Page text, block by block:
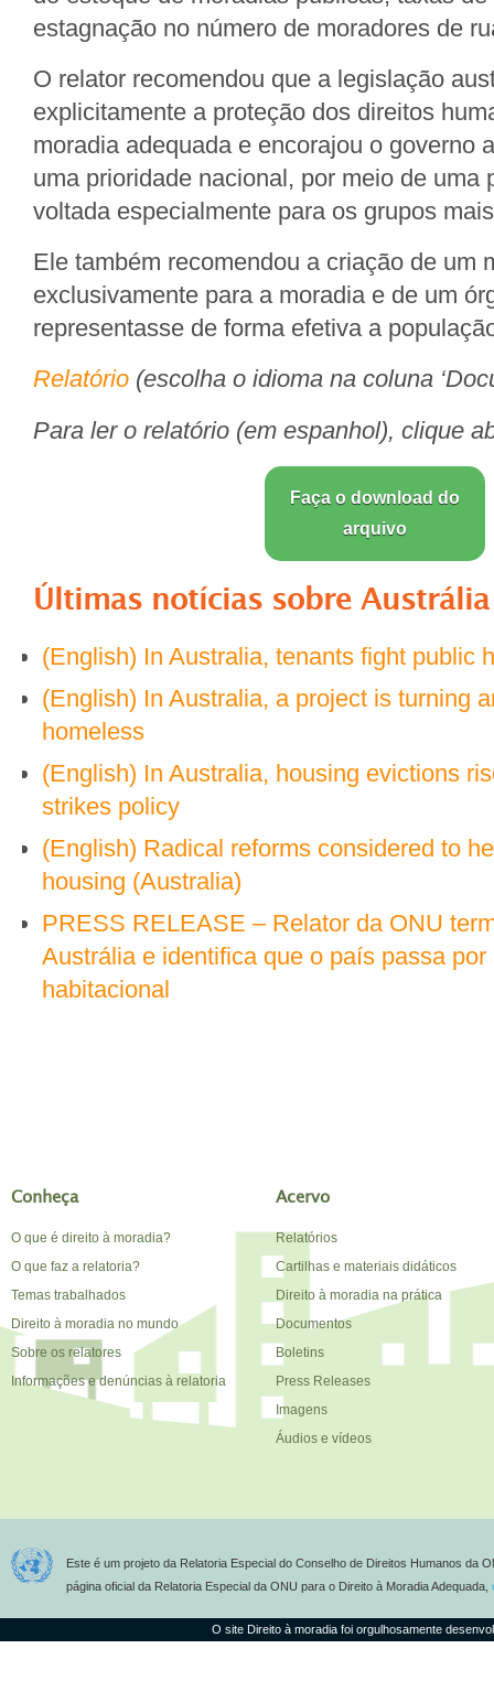
estagnação no número de moradores de
O relator recomendou que a legislação
explicitamente a proteção dos direitos
moradia adequada e encorajou o governo
uma prioridade nacional, por meio de uma
voltada especialmente para os grupos
Ele também recomendou a criação de um
exclusivamente para a moradia e de um
representasse de forma efetiva a
Relatório (escolha o idioma na coluna
Para ler o relatório (em espanhol), clique
Faça o download do
arquivo
Últimas notícias sobre Austrália
(English) In Australia, tenants fight public
(English) In Australia, a project is turning
homeless
(English) In Australia, housing evictions
strikes policy
(English) Radical reforms considered to
housing (Australia)
PRESS RELEASE – Relator da ONU
Austrália e identifica que o país passa por
habitacional
Conheça
O que é direito à moradia?
O que faz a relatoria?
Temas trabalhados
Direito à moradia no mundo
Sobre os relatores
Informações e denúncias à relatoria
Acervo
Relatórios
Cartilhas e materiais didáticos
Direito à moradia na prática
Documentos
Boletins
Press Releases
Imagens
Áudios e vídeos
Este é um projeto da Relatoria Especial do Conselho de Direitos Humanos da
página oficial da Relatoria Especial da ONU para o Direito à Moradia Adequada,
O site Direito à moradia foi orgulhosamente